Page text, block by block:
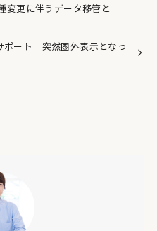
変更に伴うデータ移管と
ポート｜突然圏外表示となっ